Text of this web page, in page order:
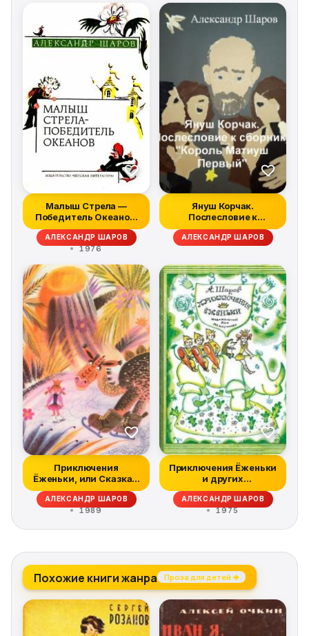
Малыш Стрела —
Победитель Океанов.
Сказки
АЛЕКСАНДР ШАРОВ
1976
Януш Корчак.
Послесловие к
сборнику "Король
Матиуш...
АЛЕКСАНДР ШАРОВ
Приключения
Ёженьки, или Сказка о
нарисованных чел...
АЛЕКСАНДР ШАРОВ
1989
Приключения Ёженьки
и других
нарисованных
человечк...
АЛЕКСАНДР ШАРОВ
1975
Похожие книги жанра Проза для детей →